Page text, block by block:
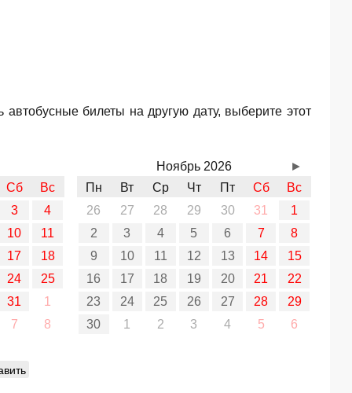
билеты на другую дату, выберите этот
Сб
Вс
3
4
10
11
17
18
24
25
31
1
7
8
Ноябрь 2026
Пн
Вт Ср Чт Пт Сб
Вс
26
27 28 29 30 31
1
2
3 4 5 6 7
8
9
10 11 12 13 14
15
16
17 18 19 20 21
22
23
24 25 26 27 28
29
30
1 2 3 4 5 6
►